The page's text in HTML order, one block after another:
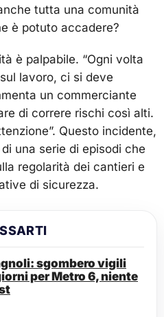
tutta una comunità
è potuto accadere?
è palpabile. “Ogni volta
lavoro, ci si deve
un commerciante
di correre rischi così alti.
Questo incidente,
una serie di episodi che
regolarità dei cantieri e
di sicurezza.
sgombero vigili
per Metro 6, niente